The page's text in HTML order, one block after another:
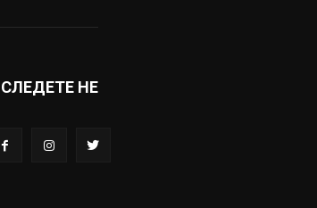
СЛЕДЕТЕ НЕ